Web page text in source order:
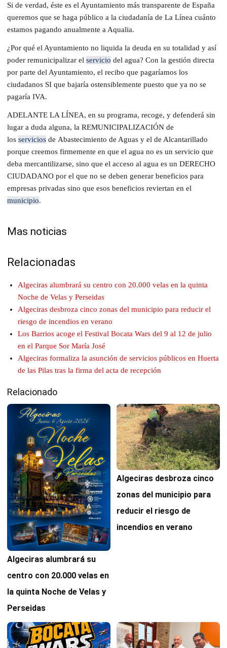
Si de verdad, éste es el Ayuntamiento más transparente de España
queremos que se haga público a la ciudadanía de La Línea cuánto
estamos pagando anualmente a Aqualia.
¿Por qué el Ayuntamiento no liquida la deuda en su totalidad y así
poder remunicipalizar el servicio del agua? Con la gestión directa
por parte del Ayuntamiento, el recibo que pagaríamos los
ciudadanos SI que bajaría ostensiblemente puesto que ya no se
pagaría IVA.
ADELANTE LA LÍNEA, en su programa, recoge, y defenderá sin
lugar a duda alguna, la REMUNICIPALIZACIÓN de
los servicios de Abastecimiento de Aguas y el de Alcantarillado
porque creemos firmemente en que el agua no es un servicio que
deba mercantilizarse, sino que el acceso al agua es un DERECHO
CIUDADANO por el que no se deben generar beneficios para
empresas privadas sino que esos beneficios reviertan en el
municipio.
Mas noticias
Relacionadas
Algeciras alumbrará su centro con 20.000 velas en la quinta
Noche de Velas y Perseidas
Algeciras desbroza cinco zonas del municipio para reducir el
riesgo de incendios en verano
Los Barrios acoge el Festival Bocata Wars del 9 al 12 de julio
en el Parque Sor María José
Algeciras formaliza la asunción de servicios públicos en Huerta
de las Pilas tras la firma del acta de recepción
Relacionado
Algeciras alumbrará su
centro con 20.000 velas en
la quinta Noche de Velas y
Perseidas
Algeciras desbroza cinco
zonas del municipio para
reducir el riesgo de
incendios en verano